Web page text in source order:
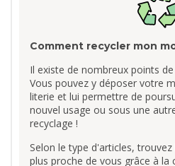
Comment recycler mon
Il existe de nombreux points
Vous pouvez y déposer votre
literie et lui permettre de
nouvel usage ou sous une
recyclage !
Selon le type d'articles,
plus proche de vous grâce à la